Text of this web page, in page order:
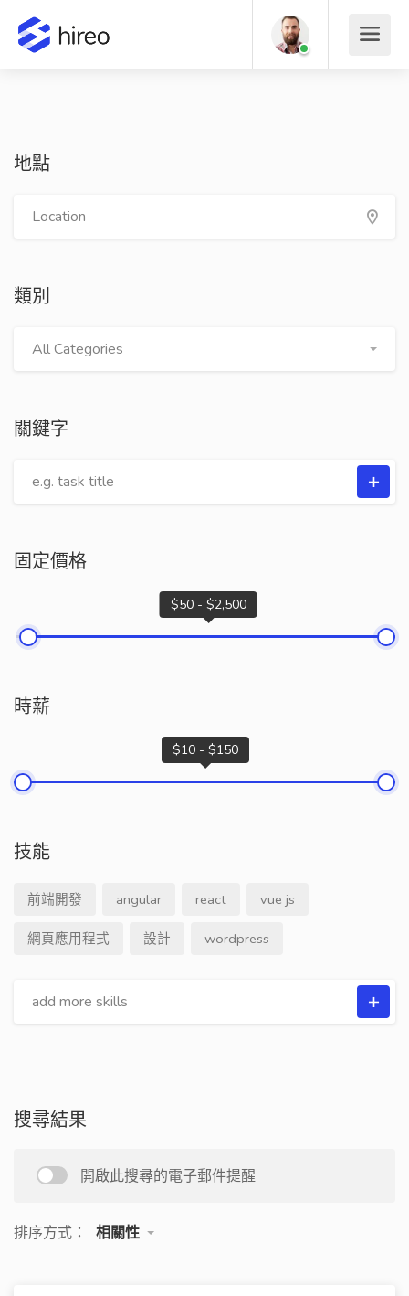
地點
類別
All Categories
關鍵字
固定價格
$50 - $2,500
時薪
$10 - $150
技能
前端開發 angular react vue js
網頁應用程式 設計 wordpress
搜尋結果
開啟此搜尋的電子郵件提醒
排序方式： 相關性